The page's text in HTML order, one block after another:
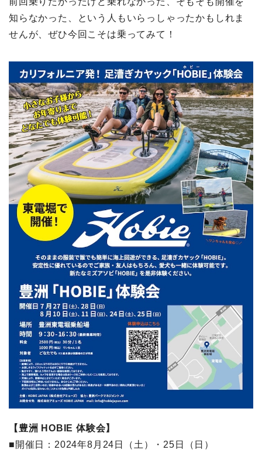
知らなかった、という人もいらっしゃったかもしれま
せんが、ぜひ今回こそは乗ってみて！
【豊洲 HOBIE 体験会】
■開催日：2024年8月24日（土）・25日（日）